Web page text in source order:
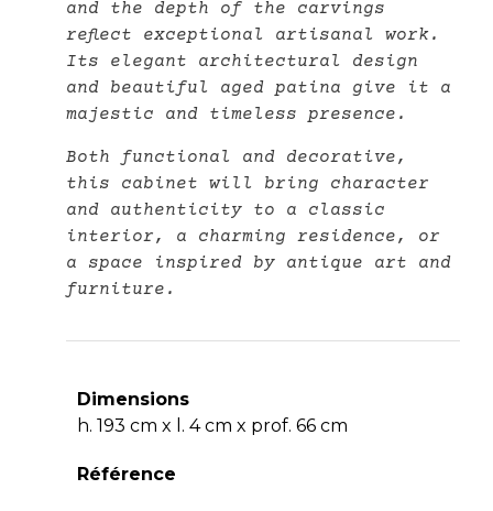
and the depth of the carvings
reflect exceptional artisanal work.
Its elegant architectural design
and beautiful aged patina give it a
majestic and timeless presence.
Both functional and decorative,
this cabinet will bring character
and authenticity to a classic
interior, a charming residence, or
a space inspired by antique art and
furniture.
Dimensions
h. 193 cm x l. 4 cm x prof. 66 cm
Référence